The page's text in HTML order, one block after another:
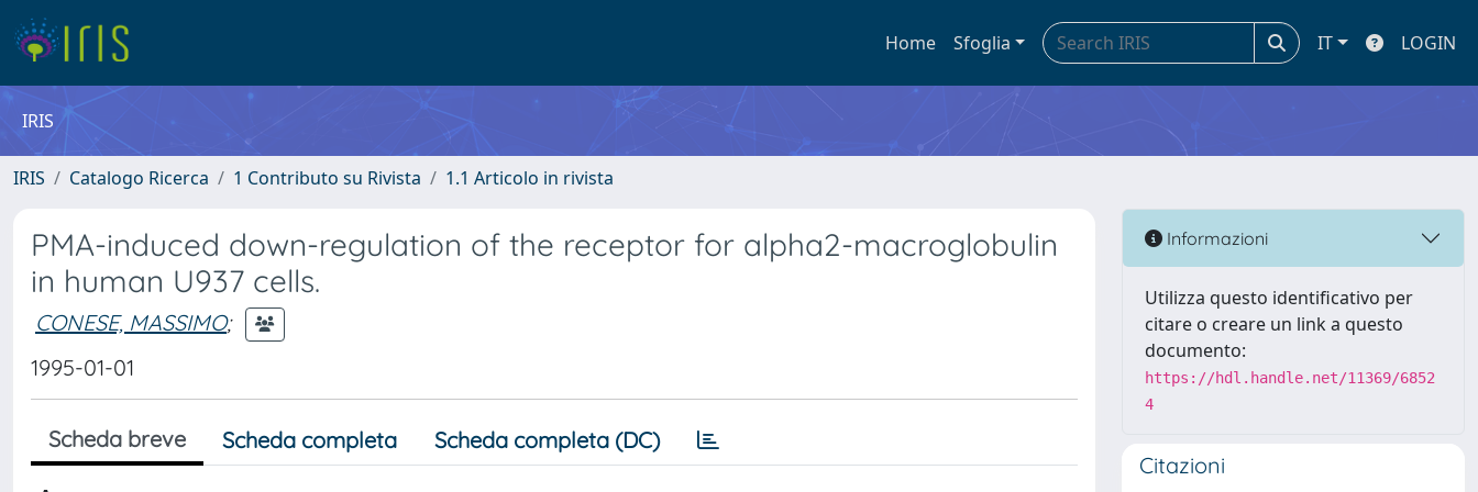
Home Sfoglia IT LOGIN
IRIS
IRIS Catalogo Ricerca 1 Contributo su Rivista 1.1 Articolo in rivista
PMA-induced down-regulation of the receptor for alpha2-macroglobulin
in human U937 cells.
CONESE, MASSIMO;
1995-01-01
Scheda breve Scheda completa Scheda completa (DC)
Informazioni
Utilizza questo identificativo per
citare o creare un link a questo
documento:
https://hdl.handle.net/11369/6852
4
Citazioni